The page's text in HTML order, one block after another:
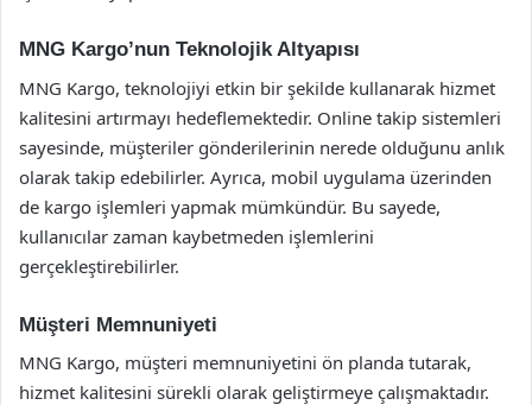
MNG Kargo’nun Teknolojik Altyapısı
MNG Kargo, teknolojiyi etkin bir şekilde kullanarak hizmet
kalitesini artırmayı hedeflemektedir. Online takip sistemleri
sayesinde, müşteriler gönderilerinin nerede olduğunu anlık
olarak takip edebilirler. Ayrıca, mobil uygulama üzerinden
de kargo işlemleri yapmak mümkündür. Bu sayede,
kullanıcılar zaman kaybetmeden işlemlerini
gerçekleştirebilirler.
Müşteri Memnuniyeti
MNG Kargo, müşteri memnuniyetini ön planda tutarak,
hizmet kalitesini sürekli olarak geliştirmeye çalışmaktadır.